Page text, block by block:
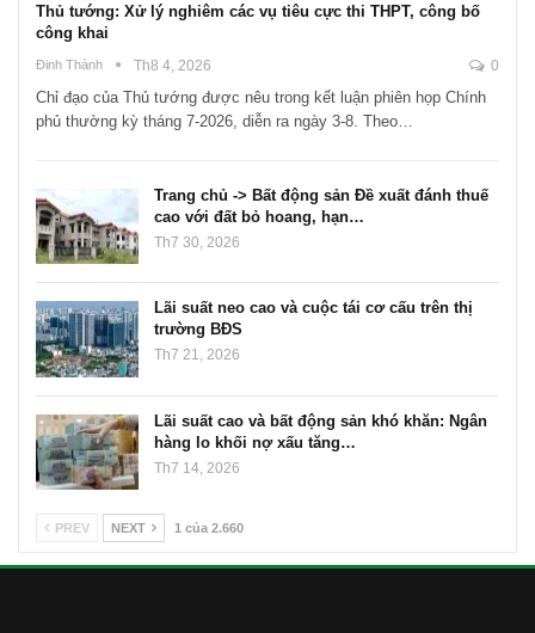
Thủ tướng: Xử lý nghiêm các vụ tiêu cực thi THPT, công bố
công khai
Đinh Thành Th8 4, 2026 0
Chỉ đạo của Thủ tướng được nêu trong kết luận phiên họp Chính
phủ thường kỳ tháng 7-2026, diễn ra ngày 3-8. Theo…
Trang chủ -> Bất động sản Đề xuất đánh thuế
cao với đất bỏ hoang, hạn…
Th7 30, 2026
Lãi suất neo cao và cuộc tái cơ cấu trên thị
trường BĐS
Th7 21, 2026
Lãi suất cao và bất động sản khó khăn: Ngân
hàng lo khối nợ xấu tăng…
Th7 14, 2026
PREV NEXT 1 của 2.660